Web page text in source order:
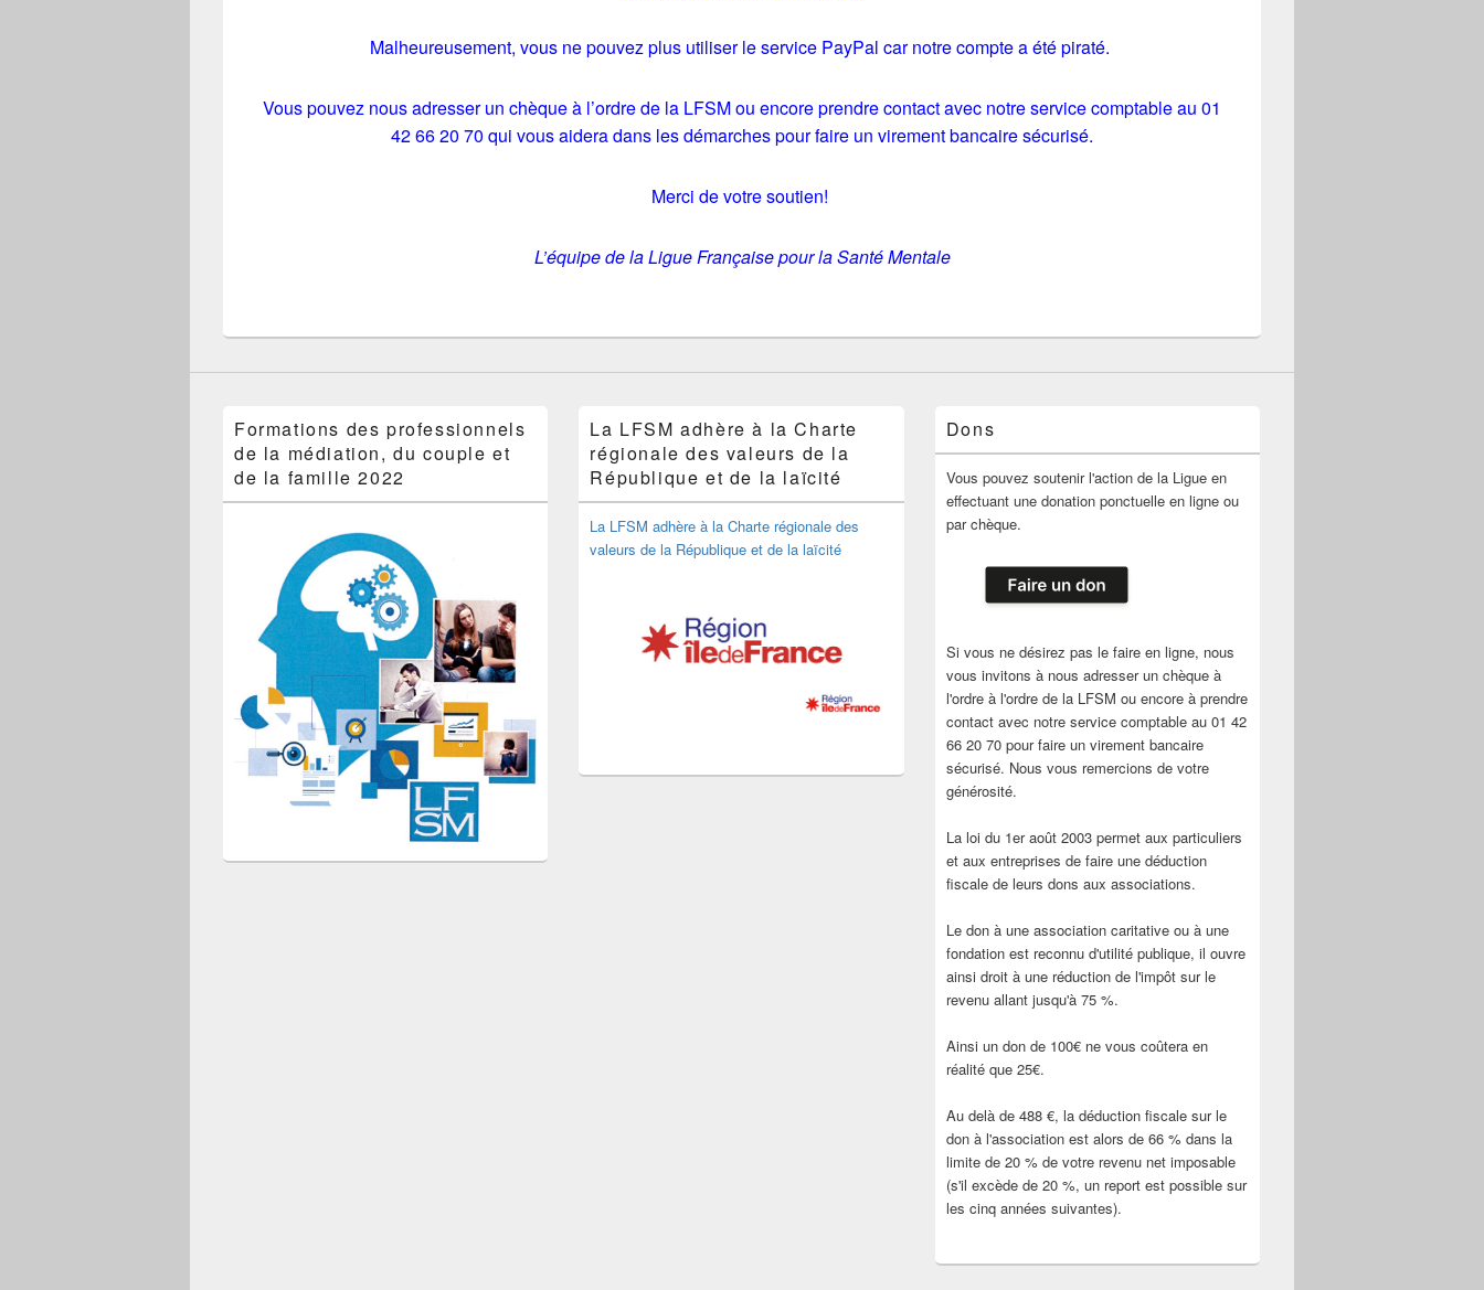
Malheureusement, vous ne pouvez plus utiliser le service PayPal car notre compte a été piraté.
Vous pouvez nous adresser un chèque à l’ordre de la LFSM ou encore prendre contact avec notre service comptable au 01
42 66 20 70 qui vous aidera dans les démarches pour faire un virement bancaire sécurisé.
Merci de votre soutien!
L’équipe de la Ligue Française pour la Santé Mentale
Formations des professionnels
de la médiation, du couple et
de la famille 2022
La LFSM adhère à la Charte
régionale des valeurs de la
République et de la laïcité
La LFSM adhère à la Charte régionale des
valeurs de la République et de la laïcité
Dons
Vous pouvez soutenir l'action de la Ligue en
effectuant une donation ponctuelle en ligne ou
par chèque.
Si vous ne désirez pas le faire en ligne, nous
vous invitons à nous adresser un chèque à
l'ordre à l'ordre de la LFSM ou encore à prendre
contact avec notre service comptable au 01 42
66 20 70 pour faire un virement bancaire
sécurisé. Nous vous remercions de votre
générosité.
La loi du 1er août 2003 permet aux particuliers
et aux entreprises de faire une déduction
fiscale de leurs dons aux associations.
Le don à une association caritative ou à une
fondation est reconnu d'utilité publique, il ouvre
ainsi droit à une réduction de l'impôt sur le
revenu allant jusqu'à 75 %.
Ainsi un don de 100€ ne vous coûtera en
réalité que 25€.
Au delà de 488 €, la déduction fiscale sur le
don à l'association est alors de 66 % dans la
limite de 20 % de votre revenu net imposable
(s'il excède de 20 %, un report est possible sur
les cinq années suivantes).